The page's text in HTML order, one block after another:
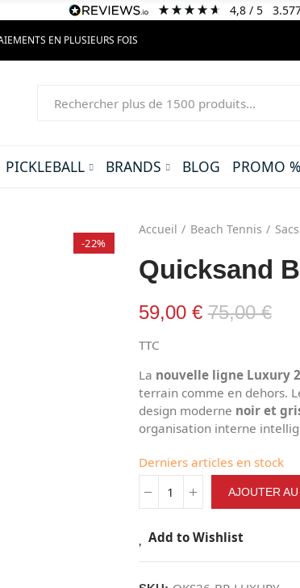
4,8/ 5
EN PLUSIEURS FOIS
PICKLEBALL BRANDS BLOG PROMO %
-22%
Accueil Beach Tennis
Quicksand
59,00 €75,00 €
TTC
La nouvelle ligne Luxury
terrain comme en dehors.
design moderne noir et
organisation interne
Derniers articles en stock
AJOUTER
Add to Wishlist